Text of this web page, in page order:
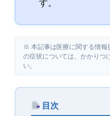
す。
※ 本記事は医療に関する情報
の症状については、かかりつ
い。
目次